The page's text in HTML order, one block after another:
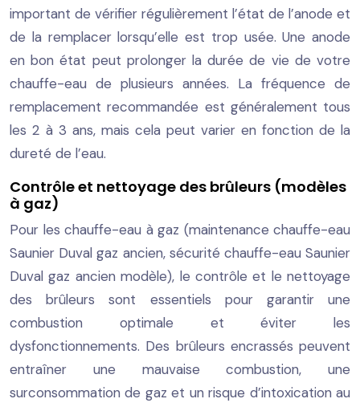
important de vérifier régulièrement l’état de l’anode et
de la remplacer lorsqu’elle est trop usée. Une anode
en bon état peut prolonger la durée de vie de votre
chauffe-eau de plusieurs années. La fréquence de
remplacement recommandée est généralement tous
les 2 à 3 ans, mais cela peut varier en fonction de la
dureté de l’eau.
Contrôle et nettoyage des brûleurs (modèles
à gaz)
Pour les chauffe-eau à gaz (maintenance chauffe-eau
Saunier Duval gaz ancien, sécurité chauffe-eau Saunier
Duval gaz ancien modèle), le contrôle et le nettoyage
des brûleurs sont essentiels pour garantir une
combustion optimale et éviter les
dysfonctionnements. Des brûleurs encrassés peuvent
entraîner une mauvaise combustion, une
surconsommation de gaz et un risque d’intoxication au